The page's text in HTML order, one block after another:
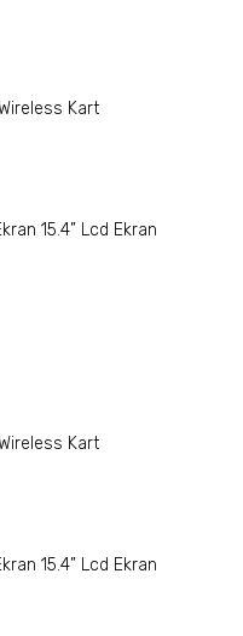
Kart
15.4” Lcd Ekran
Kart
15.4” Lcd Ekran